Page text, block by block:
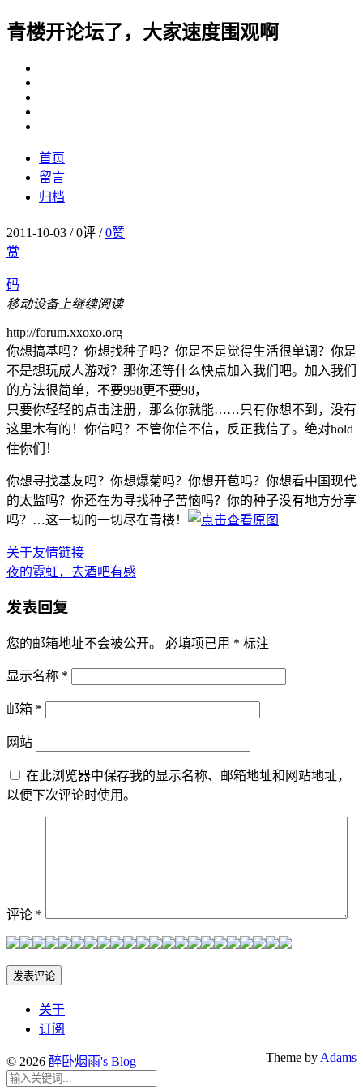
青楼开论坛了，大家速度围观啊
首页
留言
归档
2011-10-03 /0评 /0赞
赏
码
移动设备上继续阅读
http://forum.xxoxo.org
你想搞基吗？你想找种子吗？你是不是觉得生活很单调？你是
不是想玩成人游戏？那你还等什么快点加入我们吧。加入我们
的方法很简单，不要998更不要98，
只要你轻轻的点击注册，那么你就能……只有你想不到，没有
这里木有的！你信吗？不管你信不信，反正我信了。绝对hold
住你们！
你想寻找基友吗？你想爆菊吗？你想开苞吗？你想看中国现代
的太监吗？你还在为寻找种子苦恼吗？你的种子没有地方分享
吗？…这一切的一切尽在青楼！
关于友情链接
夜的霓虹，去酒吧有感
发表回复
您的邮箱地址不会被公开。 必填项已用 * 标注
显示名称 *
邮箱 *
网站
在此浏览器中保存我的显示名称、邮箱地址和网站地址，
以便下次评论时使用。
评论 *
关于
订阅
© 2026 醉卧烟雨's Blog Theme by Adams